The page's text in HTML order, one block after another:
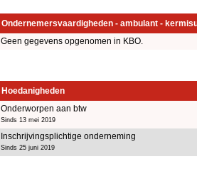
Ondernemersvaardigheden - ambulant -
Geen gegevens opgenomen in KBO.
Hoedanigheden
Onderworpen aan btw
Sinds 13 mei 2019
Inschrijvingsplichtige onderneming
Sinds 25 juni 2019